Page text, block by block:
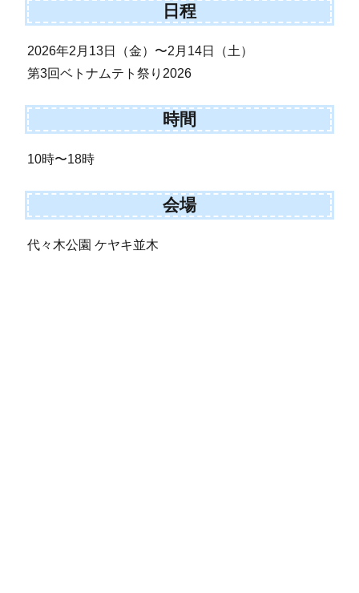
日程
2026年2月13日（金）〜2月14日（土）
第3回ベトナムテト祭り2026
時間
10時〜18時
会場
代々木公園 ケヤキ並木